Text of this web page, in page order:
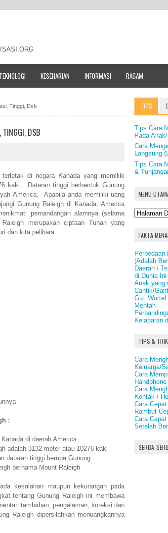
TEKNOLOGI KESEHARIAN INFORMASI RAGAM
Tinggi, Dsb
TINGGI, DSB
di negara Kanada yang memiliki
kaki. Dataran tinggi berbentuk Gunung
America. Apabila anda memiliki uang
Gunung Raleigh di Kanada, America
pemandangan alamnya (selama
merupakan ciptaan Tuhan yang
dan kita pelihara.
:
di daerah America
adalah 3132 meter atau 10276 kaki
dataran tinggi berupa Gunung
bernama Mount Raleigh
kesalahan maupun kekurangan pada
tentang Gunung Raleigh ini membawa
tambahan, pengalaman, koreksi dan
Raleigh dipersilahkan menuangkannya
TIPS
Tips Cara
Pada
Cara
Langsung
Tips Cara
&
MENU
FAKTA
Perbedaan
(Adalah
Daerah /
di Dunia Ini
Anak yang
Cantik/
Gizi Wortel
Mentah
Kelaparan
TIPS & TRIK
Cara
Keluarga/
Cara
Cara
Kontak /
Cara
Rambut
Cara
Setelah
SERBA-